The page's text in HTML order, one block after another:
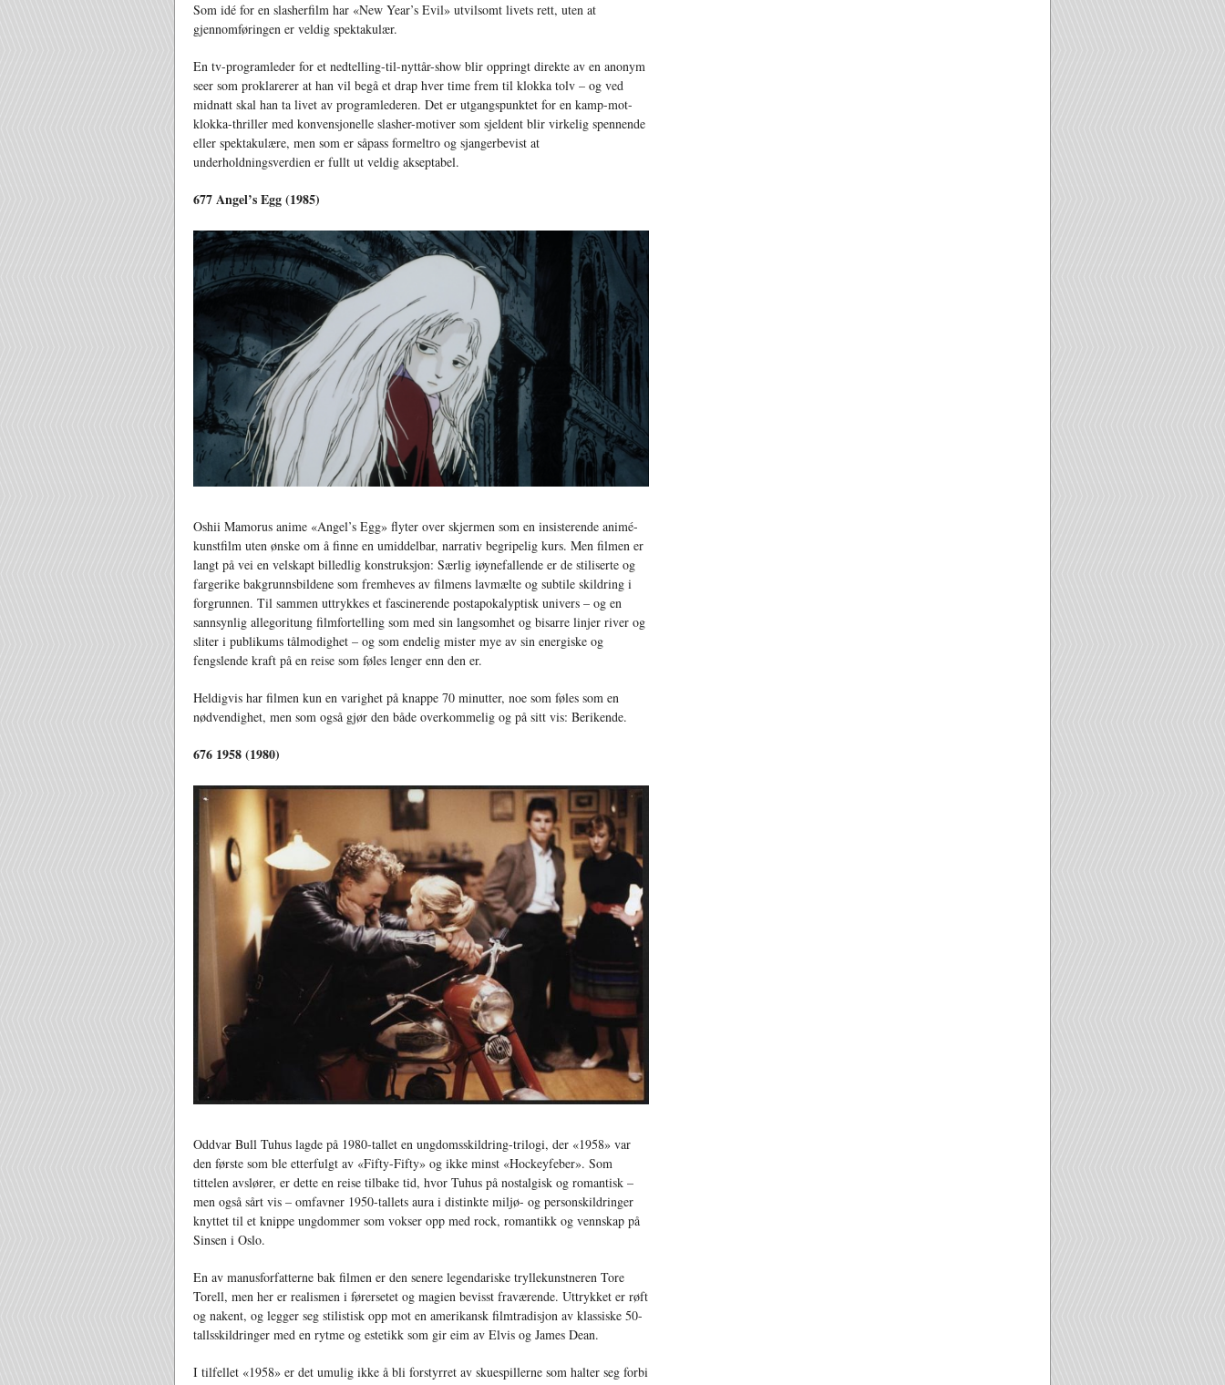
Som idé for en slasherfilm har «New Year’s Evil» utvilsomt livets rett, uten at
gjennomføringen er veldig spektakulær.
En tv-programleder for et nedtelling-til-nyttår-show blir oppringt direkte av en anonym
seer som proklarerer at han vil begå et drap hver time frem til klokka tolv – og ved
midnatt skal han ta livet av programlederen. Det er utgangspunktet for en kamp-mot-
klokka-thriller med konvensjonelle slasher-motiver som sjeldent blir virkelig spennende
eller spektakulære, men som er såpass formeltro og sjangerbevist at
underholdningsverdien er fullt ut veldig akseptabel.
677 Angel’s Egg (1985)
Oshii Mamorus anime «Angel’s Egg» flyter over skjermen som en insisterende animé-
kunstfilm uten ønske om å finne en umiddelbar, narrativ begripelig kurs. Men filmen er
langt på vei en velskapt billedlig konstruksjon: Særlig iøynefallende er de stiliserte og
fargerike bakgrunnsbildene som fremheves av filmens lavmælte og subtile skildring i
forgrunnen. Til sammen uttrykkes et fascinerende postapokalyptisk univers – og en
sannsynlig allegoritung filmfortelling som med sin langsomhet og bisarre linjer river og
sliter i publikums tålmodighet – og som endelig mister mye av sin energiske og
fengslende kraft på en reise som føles lenger enn den er.
Heldigvis har filmen kun en varighet på knappe 70 minutter, noe som føles som en
nødvendighet, men som også gjør den både overkommelig og på sitt vis: Berikende.
676 1958 (1980)
Oddvar Bull Tuhus lagde på 1980-tallet en ungdomsskildring-trilogi, der «1958» var
den første som ble etterfulgt av «Fifty-Fifty» og ikke minst «Hockeyfeber». Som
tittelen avslører, er dette en reise tilbake tid, hvor Tuhus på nostalgisk og romantisk –
men også sårt vis – omfavner 1950-tallets aura i distinkte miljø- og personskildringer
knyttet til et knippe ungdommer som vokser opp med rock, romantikk og vennskap på
Sinsen i Oslo.
En av manusforfatterne bak filmen er den senere legendariske tryllekunstneren Tore
Torell, men her er realismen i førersetet og magien bevisst fraværende. Uttrykket er røft
og nakent, og legger seg stilistisk opp mot en amerikansk filmtradisjon av klassiske 50-
tallsskildringer med en rytme og estetikk som gir eim av Elvis og James Dean.
I tilfellet «1958» er det umulig ikke å bli forstyrret av skuespillerne som halter seg forbi